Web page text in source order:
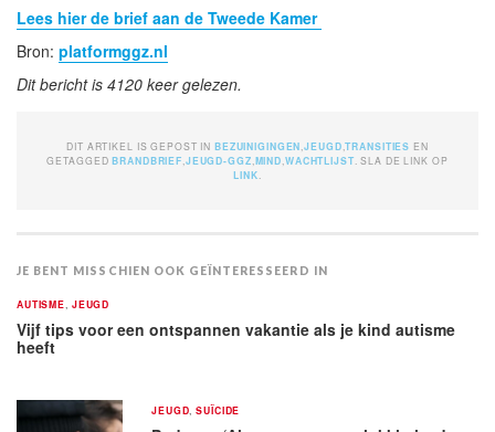
Lees hier de brief aan de Tweede Kamer
Bron: platformggz.nl
Dit bericht is 4120 keer gelezen.
DIT ARTIKEL IS GEPOST IN BEZUINIGINGEN ,JEUGD ,TRANSITIES EN
GETAGGEDBRANDBRIEF JEUGD-GGZ MIND WACHTLIJST . SLA DE LINK OP
LINK
JE BENT MISSCHIEN OOK GEÏNTERESSEERD IN
AUTISME JEUGD
Vijf tips voor een ontspannen vakantie als je kind autisme
heeft
JEUGD ,SUÏCIDE